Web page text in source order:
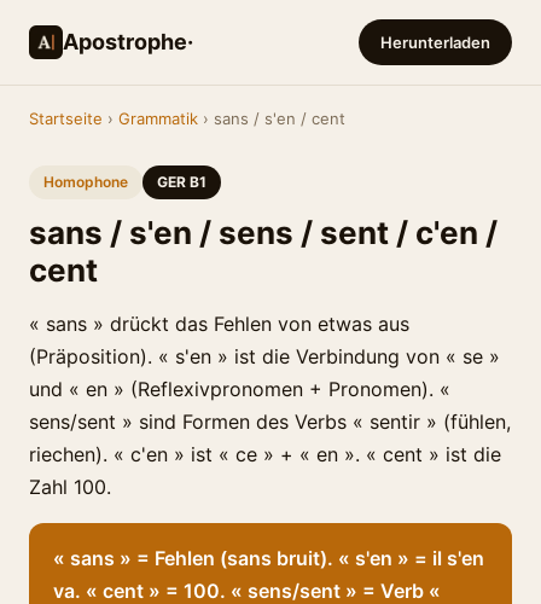
Apostrophe· Herunterladen
Startseite › Grammatik › sans / s'en / cent
Homophone GER B1
sans / s'en / sens / sent / c'en /
cent
« sans » drückt das Fehlen von etwas aus
(Präposition). « s'en » ist die Verbindung von « se »
und « en » (Reflexivpronomen + Pronomen). «
sens/sent » sind Formen des Verbs « sentir » (fühlen,
riechen). « c'en » ist « ce » + « en ». « cent » ist die
Zahl 100.
« sans » = Fehlen (sans bruit). « s'en » = il s'en
va. « cent » = 100. « sens/sent » = Verb «